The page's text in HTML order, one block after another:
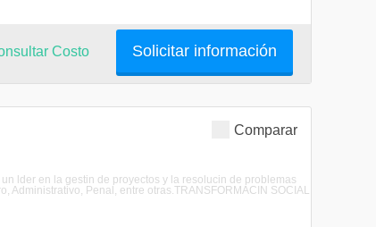
Solicitar información
Costo
Comparar
lder en la gestin de proyectos y la resolucin de problemas
Administrativo, Penal, entre otras.TRANSFORMACIN SOCIAL